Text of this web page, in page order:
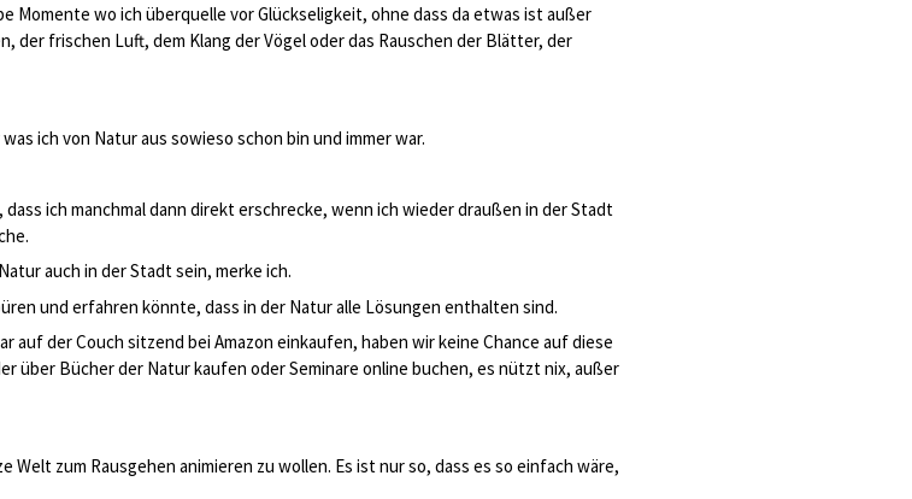
Momente wo ich überquelle vor Glückseligkeit, ohne dass da etwas ist außer
der frischen Luft, dem Klang der Vögel oder das Rauschen der Blätter, der
ich von Natur aus sowieso schon bin und immer war.
ich manchmal dann direkt erschrecke, wenn ich wieder draußen in der Stadt
auch in der Stadt sein, merke ich.
und erfahren könnte, dass in der Natur alle Lösungen enthalten sind.
auf der Couch sitzend bei Amazon einkaufen, haben wir keine Chance auf diese
über Bücher der Natur kaufen oder Seminare online buchen, es nützt nix, außer
Welt zum Rausgehen animieren zu wollen. Es ist nur so, dass es so einfach wäre,